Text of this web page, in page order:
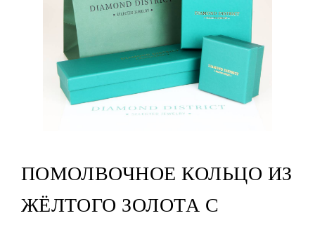
ПОМОЛВОЧНОЕ КОЛЬЦО ИЗ
ЖЁЛТОГО ЗОЛОТА С